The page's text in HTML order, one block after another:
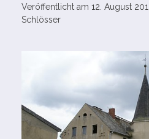
Veröffentlicht am 12. August
Schlösser